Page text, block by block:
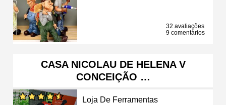
32 avaliações
9 comentários
CASA NICOLAU DE HELENA V
CONCEIÇÃO …
Loja De Ferramentas